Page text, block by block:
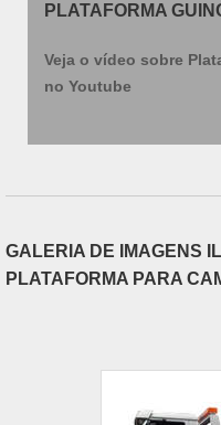
PLATAFORMA
Veja o vídeo sobre
no Youtube
GALERIA DE IMAGENS
PLATAFORMA PARA